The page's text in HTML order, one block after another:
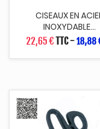
CISEAUX EN
INOXYDABLE...
22,65 €TTC-18,88